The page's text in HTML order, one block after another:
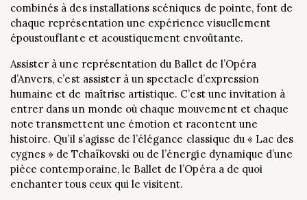
combinés à des installations scéniques de pointe, font de
chaque représentation une expérience visuellement
époustouflante et acoustiquement envoûtante.
Assister à une représentation du Ballet de l’Opéra
d’Anvers, c’est assister à un spectacle d’expression
humaine et de maîtrise artistique. C’est une invitation à
entrer dans un monde où chaque mouvement et chaque
note transmettent une émotion et racontent une
histoire. Qu’il s’agisse de l’élégance classique du « Lac des
cygnes » de Tchaïkovski ou de l’énergie dynamique d’une
pièce contemporaine, le Ballet de l’Opéra a de quoi
enchanter tous ceux qui le visitent.